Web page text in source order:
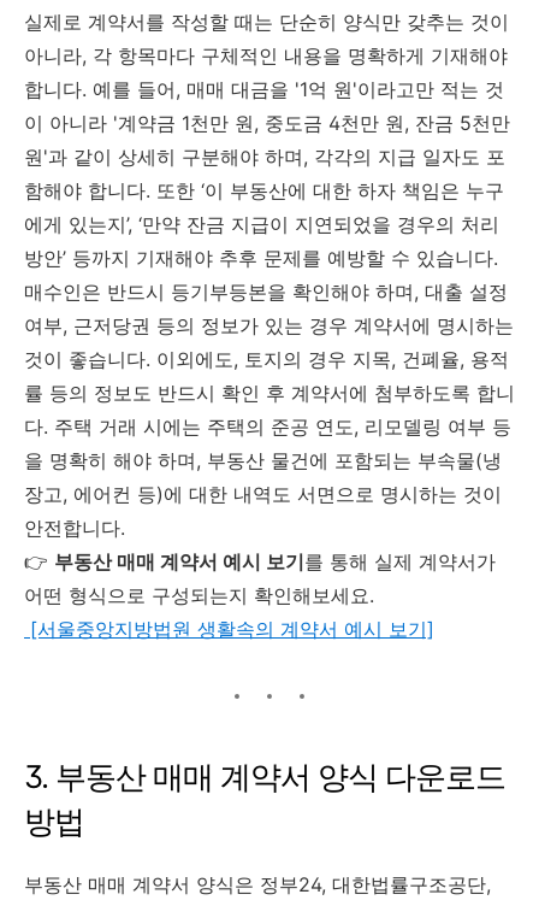
실제로 계약서를 작성할 때는 단순히 양식만 갖추는 것이
아니라, 각 항목마다 구체적인 내용을 명확하게 기재해야
합니다. 예를 들어, 매매 대금을 '1억 원'이라고만 적는 것
이 아니라 '계약금 1천만 원, 중도금 4천만 원, 잔금 5천만
원'과 같이 상세히 구분해야 하며, 각각의 지급 일자도 포
함해야 합니다. 또한 ‘이 부동산에 대한 하자 책임은 누구
에게 있는지’, ‘만약 잔금 지급이 지연되었을 경우의 처리
방안’ 등까지 기재해야 추후 문제를 예방할 수 있습니다.
매수인은 반드시 등기부등본을 확인해야 하며, 대출 설정
여부, 근저당권 등의 정보가 있는 경우 계약서에 명시하는
것이 좋습니다. 이외에도, 토지의 경우 지목, 건폐율, 용적
률 등의 정보도 반드시 확인 후 계약서에 첨부하도록 합니
다. 주택 거래 시에는 주택의 준공 연도, 리모델링 여부 등
을 명확히 해야 하며, 부동산 물건에 포함되는 부속물(냉
장고, 에어컨 등)에 대한 내역도 서면으로 명시하는 것이
안전합니다.
👉 부동산 매매 계약서 예시 보기를 통해 실제 계약서가
어떤 형식으로 구성되는지 확인해보세요.
[서울중앙지방법원 생활속의 계약서 예시 보기]
3. 부동산 매매 계약서 양식 다운로드
방법
부동산 매매 계약서 양식은 정부24, 대한법률구조공단,